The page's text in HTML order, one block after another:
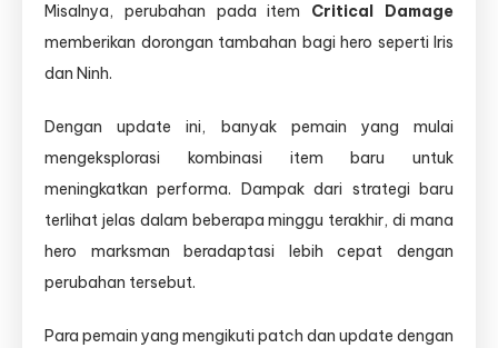
Misalnya, perubahan pada item Critical Damage
memberikan dorongan tambahan bagi hero seperti Iris
dan Ninh.
Dengan update ini, banyak pemain yang mulai
mengeksplorasi kombinasi item baru untuk
meningkatkan performa. Dampak dari strategi baru
terlihat jelas dalam beberapa minggu terakhir, di mana
hero marksman beradaptasi lebih cepat dengan
perubahan tersebut.
Para pemain yang mengikuti patch dan update dengan